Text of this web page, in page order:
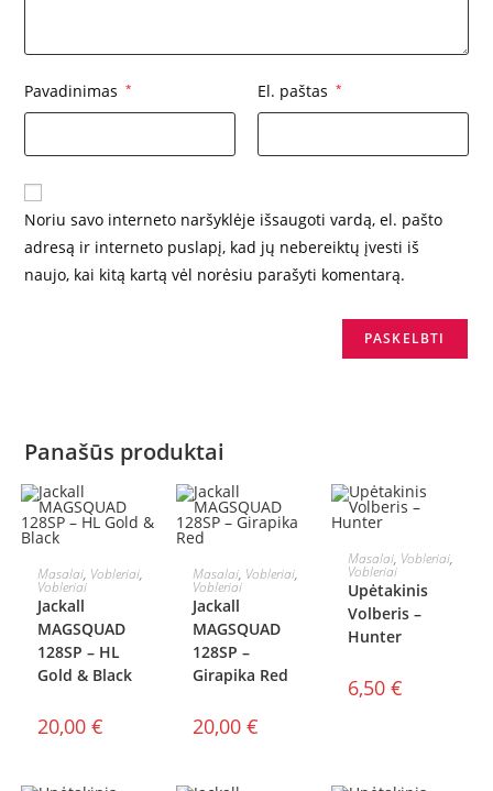
Pavadinimas * El. paštas *
Noriu savo interneto naršyklėje išsaugoti vardą, el. pašto
adresą ir interneto puslapį, kad jų nebereiktų įvesti iš
naujo, kai kitą kartą vėl norėsiu parašyti komentarą.
Panašūs produktai
Į KREPŠELĮ
Masalai, Vobleriai,
Vobleriai
Jackall
MAGSQUAD
128SP – HL
Gold & Black
20,00 €
Į KREPŠELĮ
Masalai, Vobleriai,
Vobleriai
Jackall
MAGSQUAD
128SP –
Girapika Red
20,00 €
Į KREPŠELĮ
Masalai, Vobleriai,
Vobleriai
Upėtakinis
Volberis –
Hunter
6,50 €